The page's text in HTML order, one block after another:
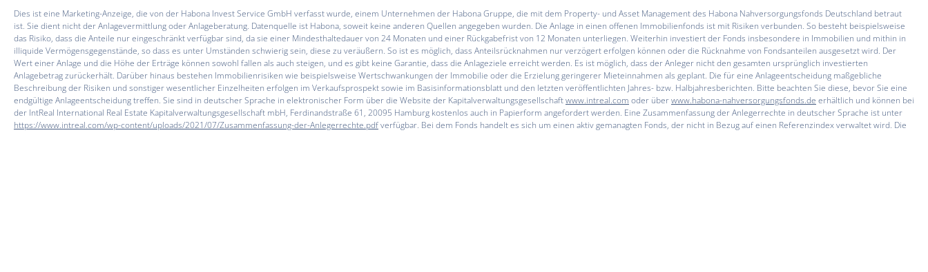
Dies ist eine Marketing-Anzeige, die von der Habona Invest Service GmbH verfasst wurde, einem Unternehmen der Habona Gruppe, die mit dem Property- und Asset Management des Habona Nahversorgungsfonds Deutschland betraut
ist. Sie dient nicht der Anlagevermittlung oder Anlageberatung. Datenquelle ist Habona, soweit keine anderen Quellen angegeben wurden. Die Anlage in einen offenen Immobilienfonds ist mit Risiken verbunden. So besteht beispielsweise
das Risiko, dass die Anteile nur eingeschränkt verfügbar sind, da sie einer Mindesthaltedauer von 24 Monaten und einer Rückgabefrist von 12 Monaten unterliegen. Weiterhin investiert der Fonds insbesondere in Immobilien und mithin in
illiquide Vermögensgegenstände, so dass es unter Umständen schwierig sein, diese zu veräußern. So ist es möglich, dass Anteilsrücknahmen nur verzögert erfolgen können oder die Rücknahme von Fondsanteilen ausgesetzt wird. Der
Wert einer Anlage und die Höhe der Erträge können sowohl fallen als auch steigen, und es gibt keine Garantie, dass die Anlageziele erreicht werden. Es ist möglich, dass der Anleger nicht den gesamten ursprünglich investierten
Anlagebetrag zurückerhält. Darüber hinaus bestehen Immobilienrisiken wie beispielsweise Wertschwankungen der Immobilie oder die Erzielung geringerer Mieteinnahmen als geplant. Die für eine Anlageentscheidung maßgebliche
Beschreibung der Risiken und sonstiger wesentlicher Einzelheiten erfolgen im Verkaufsprospekt sowie im Basisinformationsblatt und den letzten veröffentlichten Jahres- bzw. Halbjahresberichten. Bitte beachten Sie diese, bevor Sie eine
endgültige Anlageentscheidung treffen. Sie sind in deutscher Sprache in elektronischer Form über die Website der Kapitalverwaltungsgesellschaftwww.intreal.com oder überwww.habona-nahversorgungsfonds.de erhältlich und können bei
der lntReal International Real Estate Kapitalverwaltungsgesellschaft mbH, Ferdinandstraße 61, 20095 Hamburg kostenlos auch in Papierform angefordert werden. Eine Zusammenfassung der Anlegerrechte in deutscher Sprache ist unter
https://www.intreal.com/wp-content/uploads/2021/07/Zusammenfassung-der-Anlegerrechte.pdfverfügbar. Bei dem Fonds handelt es sich um einen aktiv gemanagten Fonds, der nicht in Bezug auf einen Referenzindex verwaltet wird. Die